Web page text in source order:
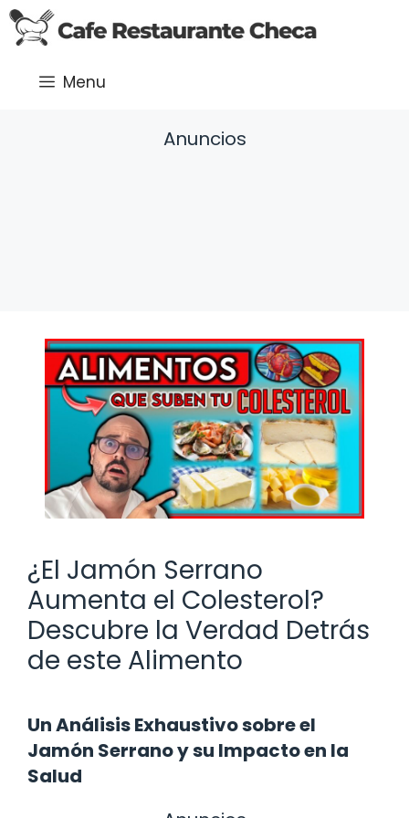
Saltar
al
Menu
Anuncios
¿El Jamón Serrano
Aumenta el Colesterol?
Descubre la Verdad Detrás
de este Alimento
Un Análisis Exhaustivo sobre el
Jamón Serrano y su Impacto en la
Salud